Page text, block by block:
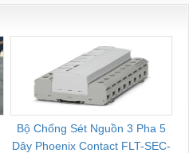
CHUA CHAY
Bộ Chống Sét Nguồn 3 Pha 5
Dây Phoenix Contact FLT-SEC-